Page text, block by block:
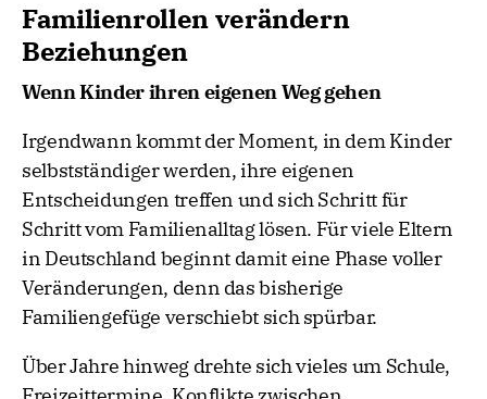
Familienrollen verändern
Beziehungen
Wenn Kinder ihren eigenen Weg gehen
Irgendwann kommt der Moment, in dem Kinder
selbstständiger werden, ihre eigenen
Entscheidungen treffen und sich Schritt für
Schritt vom Familienalltag lösen. Für viele Eltern
in Deutschland beginnt damit eine Phase voller
Veränderungen, denn das bisherige
Familiengefüge verschiebt sich spürbar.
Über Jahre hinweg drehte sich vieles um Schule,